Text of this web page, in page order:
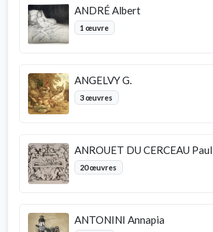
ANDRÉ Albert
1 œuvre
ANGELVY G.
3 œuvres
ANROUET DU CERCEAU Paul
20 œuvres
ANTONINI Annapia